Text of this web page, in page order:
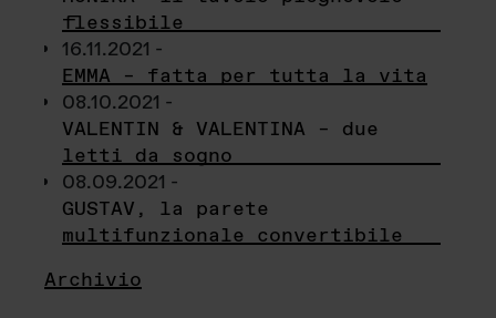
flessibile
16.11.2021 -
EMMA – fatta per tutta la vita
08.10.2021 -
VALENTIN & VALENTINA – due
letti da sogno
08.09.2021 -
GUSTAV, la parete
multifunzionale convertibile
Archivio